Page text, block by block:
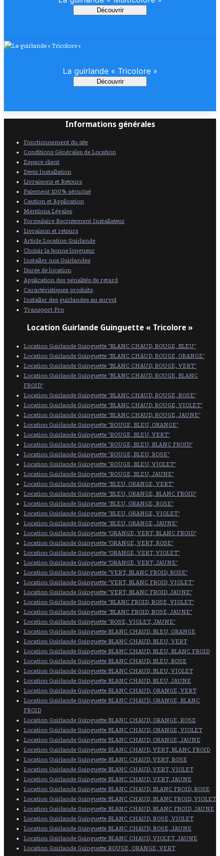
Découvrir
La guirlande « Tricolore »
Découvrir
Informations générales
Fonctionnement du site
Conditions Générales de Location
Espace client
Devis Installation
Livraisons et Retours
Paiement 100% sécurisé
Caution et Application
Mentions Légales
Formulaire Recrutement Installateur
Livraison et retours
Article Location Guirlande
Choisir la bonne longueur
Installer nos Guirlandes
Durée de location
Application des pénalités de retard
Caractéristiques produits
Installer des guirlandes au survol
Transport Pro
Location Guirlande Guinguette « Tricolore »
Location Guirlande Guinguette "BLANC CHAUD, ROUGE, BLEU"
Location Guirlande Guinguette "BLANC CHAUD, ROUGE, ORANGE"
Location Guirlande Guinguette "BLANC CHAUD, ROUGE, VERT"
Location Guirlande Guinguette "BLANC CHAUD, ROUGE, BLANC
FROID"
Location Guirlande Guinguette "BLANC CHAUD, ROUGE, ROSE"
Location Guirlande Guinguette "BLANC CHAUD, ROUGE, VIOLET"
Location Guirlande Guinguette "BLANC CHAUD, ROUGE, JAUNE"
Location Guirlande Guinguette "ROUGE, BLEU, ORANGE"
Location Guirlande Guinguette "ROUGE, BLEU, VERT"
Location Guirlande Guinguette "ROUGE, BLEU, BLANC FROID"
Location Guirlande Guinguette "ROUGE, BLEU, ROSE"
Location Guirlande Guinguette "ROUGE, BLEU, VIOLET"
Location Guirlande Guinguette "ROUGE, BLEU, JAUNE"
Location Guirlande Guinguette "BLEU, ORANGE, VERT"
Location Guirlande Guinguette "BLEU, ORANGE, BLANC FROID"
Location Guirlande Guinguette "BLEU, ORANGE, ROSE"
Location Guirlande Guinguette "BLEU, ORANGE, VIOLET"
Location Guirlande Guinguette "BLEU, ORANGE, JAUNE"
Location Guirlande Guinguette "ORANGE, VERT, BLANC FROID"
Location Guirlande Guinguette "ORANGE, VERT, ROSE"
Location Guirlande Guinguette "ORANGE, VERT, VIOLET"
Location Guirlande Guinguette "ORANGE, VERT, JAUNE"
Location Guirlande Guinguette "VERT, BLANC FROID, ROSE"
Location Guirlande Guinguette "VERT, BLANC FROID, VIOLET"
Location Guirlande Guinguette "VERT, BLANC FROID, JAUNE"
Location Guirlande Guinguette "BLANC FROID, ROSE, VIOLET"
Location Guirlande Guinguette "BLANC FROID, ROSE, JAUNE"
Location Guirlande Guinguette "ROSE, VIOLET, JAUNE"
Location Guirlande Guinguette BLANC CHAUD, BLEU, ORANGE
Location Guirlande Guinguette BLANC CHAUD, BLEU, VERT
Location Guirlande Guinguette BLANC CHAUD, BLEU, BLANC FROID
Location Guirlande Guinguette BLANC CHAUD, BLEU, ROSE
Location Guirlande Guinguette BLANC CHAUD, BLEU, VIOLET
Location Guirlande Guinguette BLANC CHAUD, BLEU, JAUNE
Location Guirlande Guinguette BLANC CHAUD, ORANGE, VERT
Location Guirlande Guinguette BLANC CHAUD, ORANGE, BLANC
FROID
Location Guirlande Guinguette BLANC CHAUD, ORANGE, ROSE
Location Guirlande Guinguette BLANC CHAUD, ORANGE, VIOLET
Location Guirlande Guinguette BLANC CHAUD, ORANGE, JAUNE
Location Guirlande Guinguette BLANC CHAUD, VERT, BLANC FROID
Location Guirlande Guinguette BLANC CHAUD, VERT, ROSE
Location Guirlande Guinguette BLANC CHAUD, VERT, VIOLET
Location Guirlande Guinguette BLANC CHAUD, VERT, JAUNE
Location Guirlande Guinguette BLANC CHAUD, BLANC FROID, ROSE
Location Guirlande Guinguette BLANC CHAUD, BLANC FROID, VIOLET
Location Guirlande Guinguette BLANC CHAUD, BLANC FROID, JAUNE
Location Guirlande Guinguette BLANC CHAUD, ROSE, VIOLET
Location Guirlande Guinguette BLANC CHAUD, ROSE, JAUNE
Location Guirlande Guinguette BLANC CHAUD, VIOLET, JAUNE
Location Guirlande Guinguette ROUGE, ORANGE, VERT